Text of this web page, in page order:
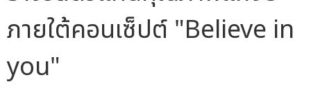
ภายใต้คอนเซ็ปต์ "Believe in
you"